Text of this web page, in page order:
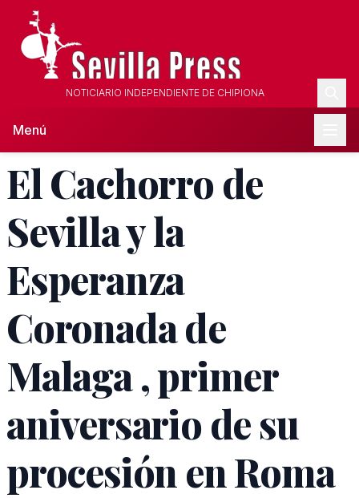
NOTICIARIO INDEPENDIENTE DE CHIPIONA
Menú
El Cachorro de
Sevilla y la
Esperanza
Coronada de
Malaga , primer
aniversario de su
procesión en Roma